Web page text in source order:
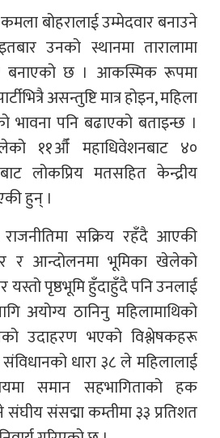
बोहरालाई उम्मेदवार बनाउने
उनको स्थानमा तारालामा
बनाएको छ । आकस्मिक रूपमा
असन्तुष्टि मात्र होइन, महिला
भावना पनि बढाएको बताइन्छ ।
११औँ महाधिवेशनबाट ४०
लोकप्रिय मतसहित केन्द्रीय
हुन् ।
राजनीतिमा सक्रिय रहँदै आएकी
र आन्दोलनमा भूमिका खेलेको
पृष्ठभूमि हुँदाहुँदै पनि उनलाई
अयोग्य ठानिनु महिलामाथिको
उदाहरण भएको विश्लेषकहरू
धारा ३८ ले महिलालाई
समान सहभागिताको हक
संसद्मा कम्तीमा ३३ प्रतिशत